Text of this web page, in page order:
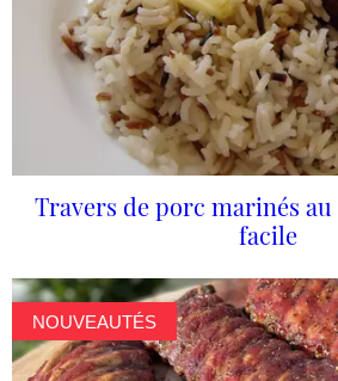
Travers de porc marinés
facile
NOUVEAUTÉS